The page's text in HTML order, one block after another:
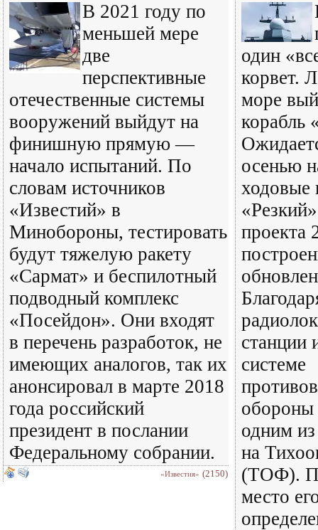
В 2021 году по
меньшей мере
две
перспективные
отечественные системы
вооружений выйдут на
финишную прямую —
начало испытаний. По
словам источников
«Известий» в
Минобороны, тестировать
будут тяжелую ракету
«Сармат» и беспилотный
подводный комплекс
«Посейдон». Они входят
в перечень разработок, не
имеющих аналогов, так их
анонсировал в марте 2018
года российский
президент в послании
Федеральному собрании.
«Известия» (2150)
один
корвет.
море
корабль
осенью
ходовые
проекта
станции
системе
обороны
одним
на
(ТОФ).
место